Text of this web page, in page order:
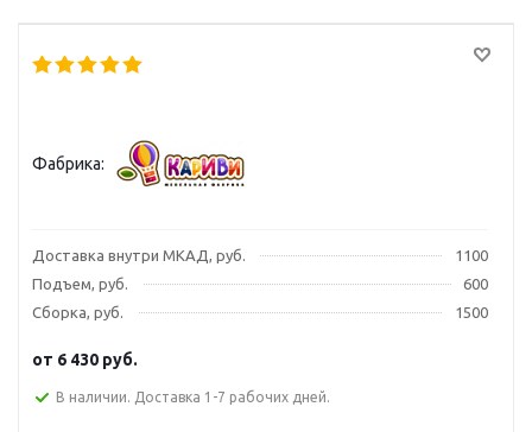
Фабрика:
Доставка внутри МКАД, руб.
1100
Подъем, руб.
600
Сборка, руб.
1500
от 6 430 руб.
В наличии. Доставка 1-7 рабочих дней.